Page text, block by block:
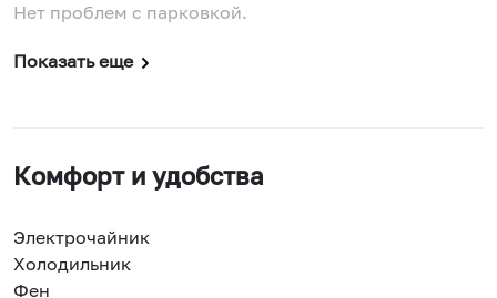
Нет проблем с парковкой.
Показать еще
Комфорт и удобства
Электрочайник
Холодильник
Фен